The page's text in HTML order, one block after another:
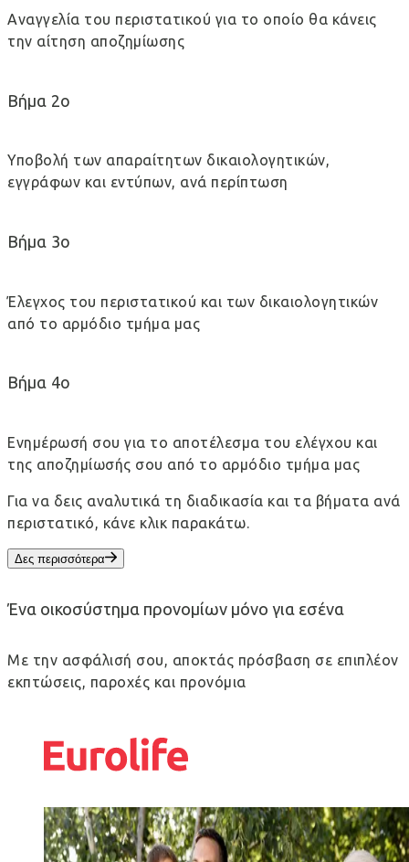
Αναγγελία του περιστατικού για το οποίο θα κάνεις
την αίτηση αποζημίωσης
Βήμα 2ο
Υποβολή των απαραίτητων δικαιολογητικών,
εγγράφων και εντύπων, ανά περίπτωση
Βήμα 3ο
Έλεγχος του περιστατικού και των δικαιολογητικών
από το αρμόδιο τμήμα μας
Βήμα 4ο
Ενημέρωσή σου για το αποτέλεσμα του ελέγχου και
της αποζημίωσής σου από το αρμόδιο τμήμα μας
Για να δεις αναλυτικά τη διαδικασία και τα βήματα ανά
περιστατικό, κάνε κλικ παρακάτω.
Δες περισσότερα
Ένα οικοσύστημα προνομίων μόνο για εσένα
Με την ασφάλισή σου, αποκτάς πρόσβαση σε επιπλέον
εκπτώσεις, παροχές και προνόμια